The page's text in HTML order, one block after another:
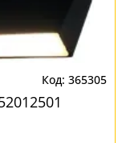
365305